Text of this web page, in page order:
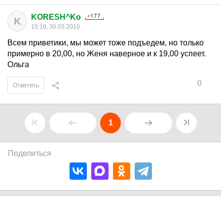
K KORESH^Ko
15:16, 30.03.2010
Всем приветики, мы может тоже подъедем, но только
примерно в 20,00, но Женя наверное и к 19,00 успеет.
Ольга
0
Ответить
1
Поделиться